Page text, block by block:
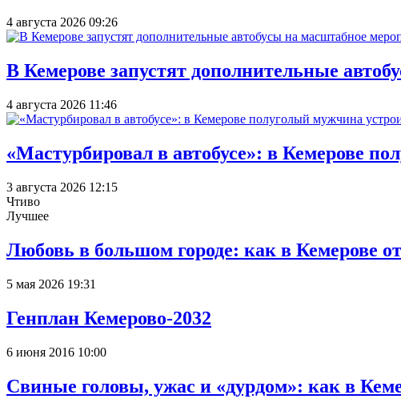
4 августа 2026 09:26
В Кемерове запустят дополнительные
4 августа 2026 11:46
«Мастурбировал в автобусе»: в Кемерове
3 августа 2026 12:15
Чтиво
Лучшее
Любовь в большом городе: как в Кемерове
5 мая 2026 19:31
Генплан Кемерово-2032
6 июня 2016 10:00
Свиные головы, ужас и «дурдом»: как в